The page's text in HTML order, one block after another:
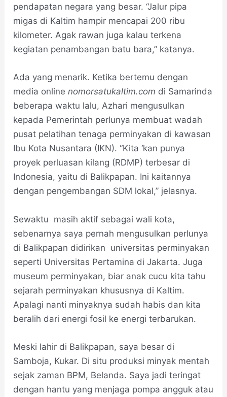
pendapatan negara yang besar. “Jalur pipa
migas di Kaltim hampir mencapai 200 ribu
kilometer. Agak rawan juga kalau terkena
kegiatan penambangan batu bara,” katanya.
Ada yang menarik. Ketika bertemu dengan
media onlinenomorsatukaltim.com di Samarinda
beberapa waktu lalu, Azhari mengusulkan
kepada Pemerintah perlunya membuat wadah
pusat pelatihan tenaga perminyakan di kawasan
Ibu Kota Nusantara (IKN). “Kita ‘kan punya
proyek perluasan kilang (RDMP) terbesar di
Indonesia, yaitu di Balikpapan. Ini kaitannya
dengan pengembangan SDM lokal,” jelasnya.
Sewaktu masih aktif sebagai wali kota,
sebenarnya saya pernah mengusulkan perlunya
di Balikpapan didirikan universitas perminyakan
seperti Universitas Pertamina di Jakarta. Juga
museum perminyakan, biar anak cucu kita tahu
sejarah perminyakan khususnya di Kaltim.
Apalagi nanti minyaknya sudah habis dan kita
beralih dari energi fosil ke energi terbarukan.
Meski lahir di Balikpapan, saya besar di
Samboja, Kukar. Di situ produksi minyak mentah
sejak zaman BPM, Belanda. Saya jadi teringat
dengan hantu yang menjaga pompa angguk atau